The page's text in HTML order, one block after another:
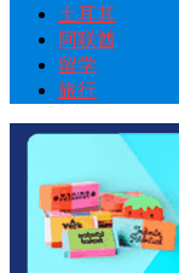
土耳其
阿联酋
留学
旅行